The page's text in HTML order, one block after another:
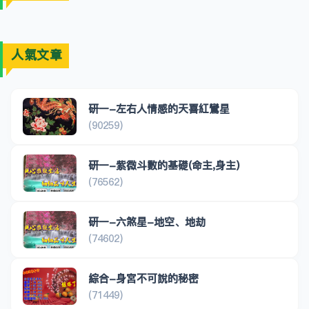
人氣文章
研一-左右人情感的天喜紅鸞星
(90259)
研一-紫微斗數的基礎(命主,身主)
(76562)
研一-六煞星-地空、地劫
(74602)
綜合-身宮不可說的秘密
(71449)